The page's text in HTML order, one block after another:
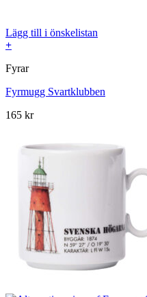
Lägg till i önskelistan
+
Fyrar
Fyrmugg Svartklubben
165 kr